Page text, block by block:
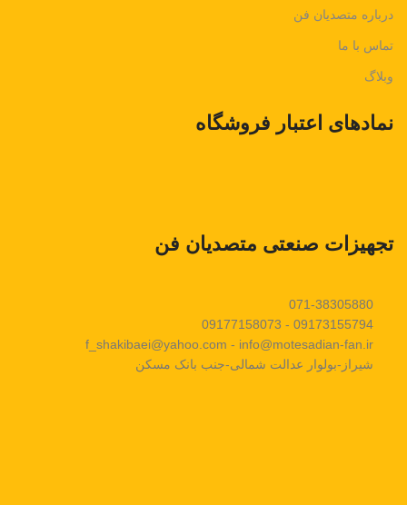
درباره متصدیان فن
تماس با ما
وبلاگ
نمادهای اعتبار فروشگاه
تجهیزات صنعتی متصدیان فن
071-38305880
09173155794 - 09177158073
f_shakibaei@yahoo.com - info@motesadian-fan.ir
شیراز-بولوار عدالت شمالی-جنب بانک مسکن